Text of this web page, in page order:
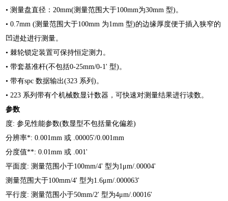
• 测量盘直径：20mm(测量范围大于100mm为30mm 型)。
• 0.7mm (测量范围大于100mm 为1mm 型)的边缘厚度便于插入狭窄的
凹进处进行测量。
• 棘轮锁定装置可保持恒定测力。
• 带套基准杆(不包括0-25mm/0-1' 型)。
• 带有spc 数据输出(323 系列)。
• 223 系列带有个机械数显计数器，可快速对测量结果进行读数。
参数
度: 参见性能参数(数显型不包括量化偏差)
分辨率*: 0.001mm 或 .00005'/0.001mm
分度值**: 0.01mm 或 .001'
平面度: 测量范围小于100mm/4' 型为1μm/.00004'
测量范围大于100mm/4' 型为1.6μm/.000063'
平行度: 测量范围小于50mm/2' 型为4μm/.00016'